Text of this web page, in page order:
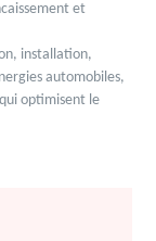
et
installation,
automobiles,
optimisent le